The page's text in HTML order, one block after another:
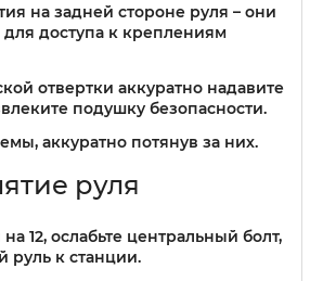
на задней стороне руля – они
доступа к креплениям
отвертки аккуратно надавите
подушку безопасности.
аккуратно потянув за них.
руля
12, ослабьте центральный болт,
к станции.